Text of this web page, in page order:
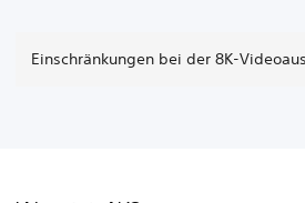
Einschränkungen bei der 8K-